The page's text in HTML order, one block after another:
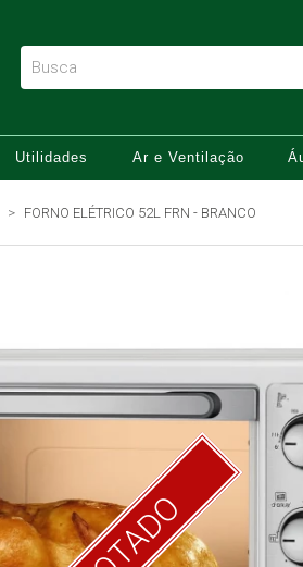
Utilidades Ar e Ventilação
FORNO ELÉTRICO 52L FRN - BRANCO